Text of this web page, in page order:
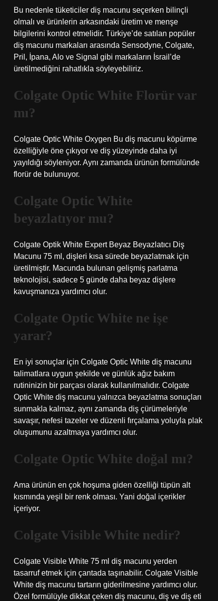
Bu nedenle tüketiciler diş macunu seçerken bilinçli
olmalı ve ürünlerin arkasındaki üretim ve menşe
bilgilerini kontrol etmelidir. Türkiye’de satılan popüler
diş macunu markaları arasında Sensodyne, Colgate,
Pril, İpana, Alo ve Signal gibi markaların İsrail’de
üretilmediğini rahatlıkla söyleyebiliriz.
Colgate Optic White Florür var
mı?
Colgate Optic White Oxygen Bu diş macunu köpürme
özelliğiyle öne çıkıyor ve diş yüzeyinde daha iyi
yayıldığı söyleniyor. Aynı zamanda ürünün formülünde
florür de bulunuyor.
Colgate Optic White
beyazlatıyor mu?
Colgate Optik White Expert Beyaz Beyazlatıcı Diş
Macunu 75 ml, dişleri kısa sürede beyazlatmak için
üretilmiştir. Macunda bulunan gelişmiş parlatma
teknolojisi, sadece 5 günde daha beyaz dişlere
kavuşmanıza yardımcı olur.
Colgate Optic White ne işe
yarar?
En iyi sonuçlar için Colgate Optic White diş macunu
talimatlara uygun şekilde ve günlük ağız bakım
rutininizin bir parçası olarak kullanılmalıdır. Colgate
Optic White diş macunu yalnızca beyazlatma sonuçları
sunmakla kalmaz, aynı zamanda diş çürümeleriyle
savaşır, nefesi tazeler ve düzenli fırçalama yoluyla plak
oluşumunu azaltmaya yardımcı olur.
Colgate Optic White doğal mı?
Ama ürünün en çok hoşuma giden özelliği tüpün alt
kısmında yeşil bir renk olması. Yani doğal içerikler
içeriyor.
Colgate Visible White nedir?
Colgate Visible White 75 ml diş macunu yerden
tasarruf etmek için çantada taşınabilir. Colgate Visible
White diş macunu tartarın giderilmesine yardımcı olur.
Özel formülüyle dikkat çeken diş macunu, diş ve diş eti